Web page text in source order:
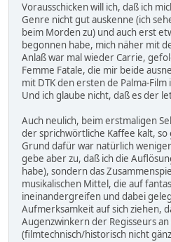
Vorausschicken will ich, daß ich
Genre nicht gut auskenne (ich
beim Morden zu) und auch erst
begonnen habe, mich näher mit
Anlaß war mal wieder Carrie,
Femme Fatale, die mir beide
mit DTK den ersten de Palma-
Und ich glaube nicht, daß es der
Auch neulich, beim erstmaligen
der sprichwörtliche Kaffee kalt, so
Grund dafür war natürlich
gebe aber zu, daß ich die
habe), sondern das
musikalischen Mittel, die auf
ineinandergreifen und dabei
Aufmerksamkeit auf sich ziehen,
Augenzwinkern der Regisseurs
(filmtechnisch/historisch nicht